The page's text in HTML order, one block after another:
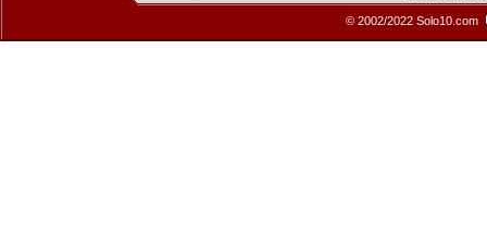
© 2002/2022 Solo10.com